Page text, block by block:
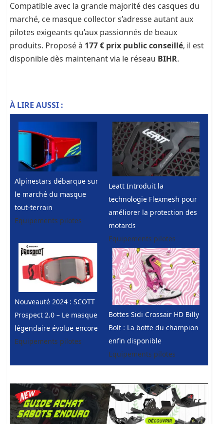
Compatible avec la grande majorité des casques du
marché, ce masque collector s’adresse autant aux
pilotes exigeants qu’aux passionnés de beaux
produits. Proposé à 177 € prix public conseillé, il est
disponible dès maintenant via le réseau BIHR.
À LIRE AUSSI :
Alpinestars débarque sur
le marché du masque
tout-terrain
Equipements pilotes
Nouveauté 2024 : SCOTT
Prospect 2.0 – Le masque
légendaire évolue encore
Equipements pilotes
Leatt Introduit la
technologie Flexmesh pour
améliorer la protection des
motards
Equipements pilotes
Bottes Sidi Crossair HD Billy
Bolt : La botte du champion
enfin disponible
Equipements pilotes